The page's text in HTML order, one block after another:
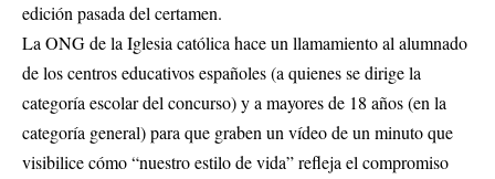
edición pasada del certamen.
La ONG de la Iglesia católica hace un llamamiento al alumnado
de los centros educativos españoles (a quienes se dirige la
categoría escolar del concurso) y a mayores de 18 años (en la
categoría general) para que graben un vídeo de un minuto que
visibilice cómo “nuestro estilo de vida” refleja el compromiso